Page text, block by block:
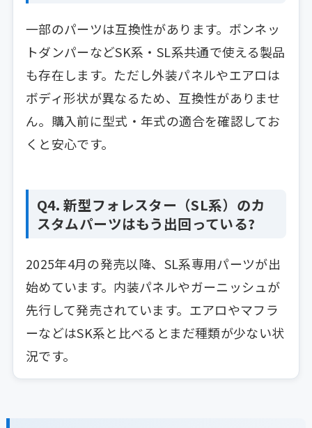
一部のパーツは互換性があります。ボンネッ
トダンパーなどSK系・SL系共通で使える製品
も存在します。ただし外装パネルやエアロは
ボディ形状が異なるため、互換性がありませ
ん。購入前に型式・年式の適合を確認してお
くと安心です。
Q4. 新型フォレスター（SL系）のカ
スタムパーツはもう出回っている?
2025年4月の発売以降、SL系専用パーツが出
始めています。内装パネルやガーニッシュが
先行して発売されています。エアロやマフラ
ーなどはSK系と比べるとまだ種類が少ない状
況です。